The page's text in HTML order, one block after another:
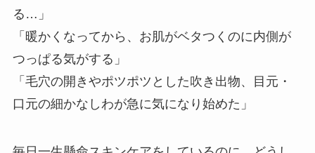
る…」
「暖かくなってから、お肌がベタつくのに内側が
つっぱる気がする」
「毛穴の開きやポツポツとした吹き出物、目元・
口元の細かなしわが急に気になり始めた」